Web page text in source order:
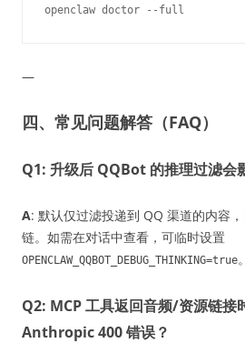
—
四、常见问题解答（FAQ）
Q1: 升级后 QQBot 的推理过滤会
A: 默认仅过滤投递到 QQ 渠道的内容
链。如需在对话中查看，可临时设置
OPENCLAW_QQBOT_DEBUG_THINKING=true。
Q2: MCP 工具返回音频/资源链接
Anthropic 400 错误？